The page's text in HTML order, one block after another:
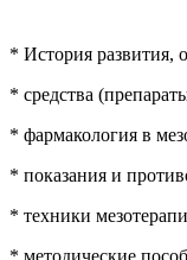
* История развития,
* средства
* фармакология в
* показания и
* техники
* методические